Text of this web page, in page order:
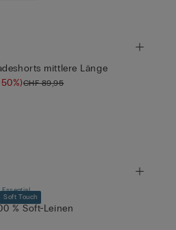
mittlere Länge
CHF 89,95
Soft Touch
Essential
% Soft-Leinen